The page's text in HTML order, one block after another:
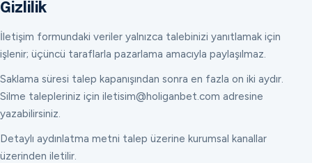
Gizlilik
İletişim formundaki veriler yalnızca talebinizi yanıtlamak için
işlenir; üçüncü taraflarla pazarlama amacıyla paylaşılmaz.
Saklama süresi talep kapanışından sonra en fazla on iki aydır.
Silme talepleriniz için iletisim@holiganbet.com adresine
yazabilirsiniz.
Detaylı aydınlatma metni talep üzerine kurumsal kanallar
üzerinden iletilir.